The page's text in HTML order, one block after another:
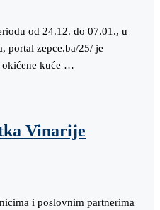
od 24.12. do 07.01., u
portal zepce.ba/25/ je
okićene kuće …
Vinarije
i poslovnim partnerima